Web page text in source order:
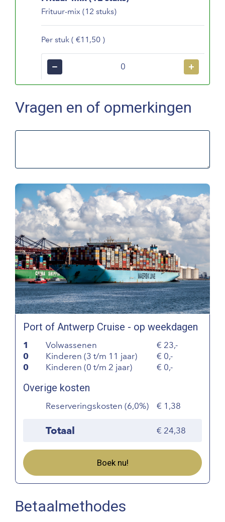
Frituur-mix (12 stuks)
Per stuk ( €11,50 )
− +
Vragen en of opmerkingen
Port of Antwerp Cruise - op weekdagen
1 Volwassenen
23,-
0
Kinderen (3 t/m 11 jaar)
0,-
0
Kinderen (0 t/m 2 jaar) 0,-
Overige kosten
Reserveringskosten (6,0%) 1,38
Totaal 24,38
Boek nu!
Betaalmethodes